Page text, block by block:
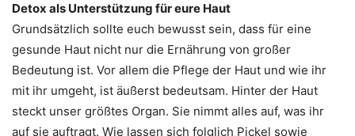
Detox als Unterstützung für eure Haut
Grundsätzlich sollte euch bewusst sein, dass für eine
gesunde Haut nicht nur die Ernährung von großer
Bedeutung ist. Vor allem die Pflege der Haut und wie ihr
mit ihr umgeht, ist äußerst bedeutsam. Hinter der Haut
steckt unser größtes Organ. Sie nimmt alles auf, was ihr
auf sie auftragt. Wie lassen sich folglich Pickel sowie